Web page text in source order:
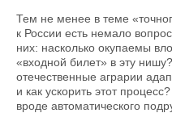
Тем не менее в теме
к России есть немало
них: насколько окупаемы
«входной билет» в эту
отечественные аграрии
и как ускорить этот
вроде автоматического